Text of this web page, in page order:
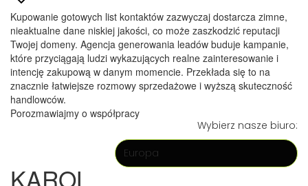
+48 531-313-339
Szybka wiadomość
Chcesz przyspieszyć wzrost?
Dobierz usługi, które Ci w tym pomogą.
Tworzenie landing page
Optymalizacja ścieżki użytkownika
Rozwój biznesu